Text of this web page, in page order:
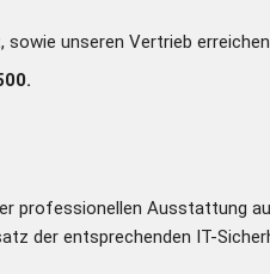
sowie unseren Vertrieb
professionellen Ausstattung
der entsprechenden IT-